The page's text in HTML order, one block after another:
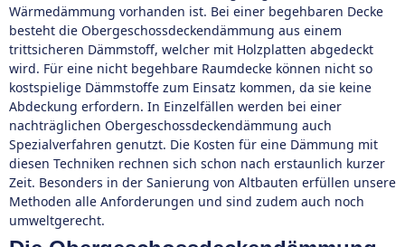
Wärmedämmung vorhanden ist. Bei einer begehbaren Decke
besteht die Obergeschossdeckendämmung aus einem
trittsicheren Dämmstoff, welcher mit Holzplatten abgedeckt
wird. Für eine nicht begehbare Raumdecke können nicht so
kostspielige Dämmstoffe zum Einsatz kommen, da sie keine
Abdeckung erfordern. In Einzelfällen werden bei einer
nachträglichen Obergeschossdeckendämmung auch
Spezialverfahren genutzt. Die Kosten für eine Dämmung mit
diesen Techniken rechnen sich schon nach erstaunlich kurzer
Zeit. Besonders in der Sanierung von Altbauten erfüllen unsere
Methoden alle Anforderungen und sind zudem auch noch
umweltgerecht.